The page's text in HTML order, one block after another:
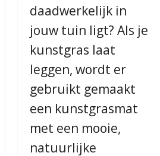
daadwerkelijk in
jouw tuin ligt? Als je
kunstgras laat
leggen, wordt er
gebruikt gemaakt
een kunstgrasmat
met een mooie,
natuurlijke